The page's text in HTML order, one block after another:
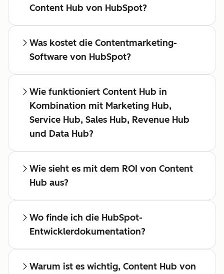
Content Hub von HubSpot?
Was kostet die Contentmarketing-
Software von HubSpot?
Wie funktioniert Content Hub in
Kombination mit Marketing Hub,
Service Hub, Sales Hub, Revenue Hub
und Data Hub?
Wie sieht es mit dem ROI von Content
Hub aus?
Wo finde ich die HubSpot-
Entwicklerdokumentation?
Warum ist es wichtig, Content Hub von